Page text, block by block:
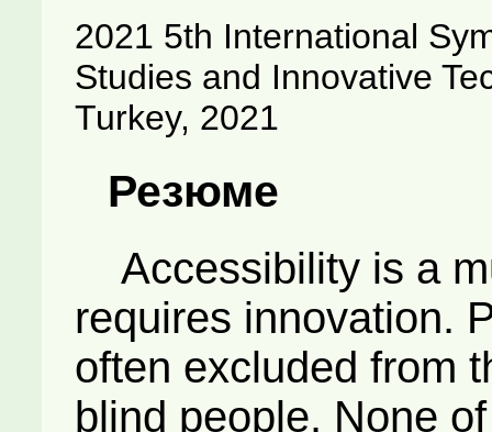
2021 5th International
Studies and Innovative
Turkey, 2021
Резюме
Accessibility is a
requires innovation.
often excluded from
blind people. None